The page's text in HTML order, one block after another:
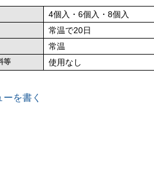
4個入・6個入・8個入
常温で20日
常温
等 使用なし
ーを書く